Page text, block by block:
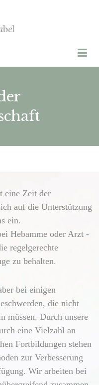
eine Zeit der
auf die Unterstützung
ein.
Hebamme oder Arzt -
regelgerechte
zu behalten.
bei einigen
die nicht
müssen. Durch unsere
eine Vielzahl an
Fortbildungen stehen
zur Verbesserung
Wir arbeiten bei